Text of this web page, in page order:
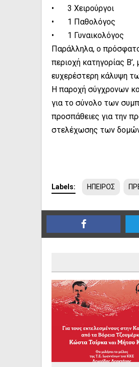
•
3 Χειρούργοι
•
1 Παθολόγος
•
1 Γυναικολόγος
Παράλληλα, ο
περιοχή κατηγορίας
ευχερέστερη κάλυψη
Η παροχή σύγχρονων
για το σύνολο των
προσπάθειες για την
στελέχωσης των δομών
Labels: ΗΠΕΙΡΟΣ